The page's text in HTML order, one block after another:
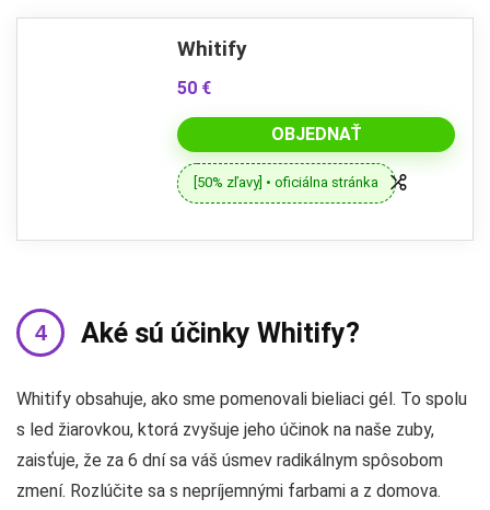
Whitify
50 €
OBJEDNAŤ
[50% zľavy] • oficiálna stránka
Aké sú účinky Whitify?
Whitify obsahuje, ako sme pomenovali bieliaci gél. To spolu
s led žiarovkou, ktorá zvyšuje jeho účinok na naše zuby,
zaisťuje, že za 6 dní sa váš úsmev radikálnym spôsobom
zmení. Rozlúčite sa s nepríjemnými farbami a z domova.